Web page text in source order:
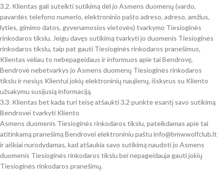
3.2. Klientas gali suteikti sutikimą dėl jo Asmens duomenų (vardo,
pavardės telefono numerio, elektroninio pašto adreso, adreso, amžius,
lyties, gimimo datos, gyvenamosios vietovės) tvarkymo Tiesioginės
rinkodaros tikslu. Jeigu davęs sutikimą tvarkyti jo duomenis Tiesioginės
rinkodaros tikslu, taip pat gauti Tiesioginės rinkodaros pranešimus,
Klientas vėliau to nebepageidaus ir informuos apie tai Bendrovę,
Bendrovė nebetvarkys jo Asmens duomenų Tiesioginės rinkodaros
tikslu ir nesiųs Klientui jokių elektroninių naujienų, išskyrus su Kliento
užsakymu susijusią informaciją.
3.3. Klientas bet kada turi teisę atšaukti 3.2 punkte esantį savo sutikimą
Bendrovei tvarkyti Kliento
Asmens duomenis Tiesioginės rinkodaros tikslu, pateikdamas apie tai
atitinkamą pranešimą Bendrovei elektroniniu paštu info@bmwwolfclub.lt
ir aiškiai nurodydamas, kad atšaukia savo sutikimą naudoti jo Asmens
duomenis Tiesioginės rinkodaros tikslu bei nepageidauja gauti jokių
Tiesioginės rinkodaros pranešimų.